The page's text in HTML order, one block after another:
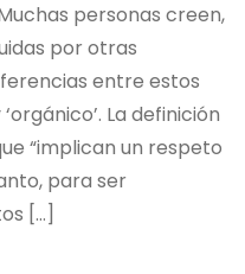
Muchas personas creen,
por otras
entre estos
La definición
“implican un respeto
para ser
[…]